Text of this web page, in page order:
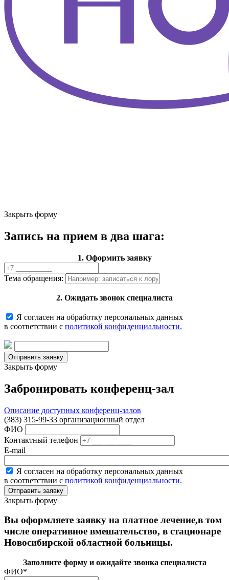
Закрыть форму
Запись на прием в два шага:
1. Оформить заявку
Тема обращения:
2. Ожидать звонок специалиста
Я согласен на обработку персональных данных
в соответствии с политикой конфиденциальности.
Закрыть форму
Забронировать конференц-зал
Описание доступных конференц-залов
(383) 315-99-33 организационный отдел
ФИО
Контактный телефон
E-mail
Я согласен на обработку персональных данных
в соответствии с политикой конфиденциальности.
Закрыть форму
Вы оформляете заявку на платное лечение,в том
числе оперативное вмешательство, в стационаре
Новосибирской областной больницы.
Заполните форму и ожидайте звонка специалиста
ФИО*